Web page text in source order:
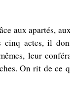
aux apartés,
cinq actes, il
leur
On rit de ce